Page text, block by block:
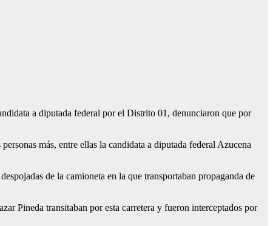
a diputada federal por el Distrito 01, denunciaron que por
más, entre ellas la candidata a diputada federal Azucena
de la camioneta en la que transportaban propaganda de
Pineda transitaban por esta carretera y fueron interceptados por